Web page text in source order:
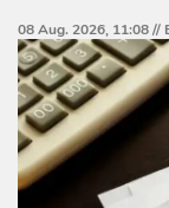
08 Aug. 2026, 11:08 //